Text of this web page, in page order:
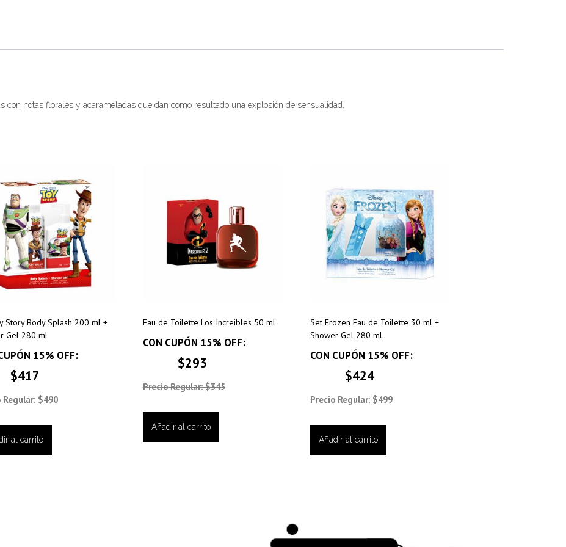
con notas florales y acarameladas que dan como resultado una explosión de sensualidad.
Story Body Splash 200 ml +
Gel 280 ml
15% OFF:
$417
Regular: $490
al carrito
Eau de Toilette Los Increibles 50 ml
CON CUPÓN 15% OFF:
$293
Precio Regular: $345
Añadir al carrito
Set Frozen Eau de Toilette 30 ml +
Shower Gel 280 ml
CON CUPÓN 15% OFF:
$424
Precio Regular: $499
Añadir al carrito